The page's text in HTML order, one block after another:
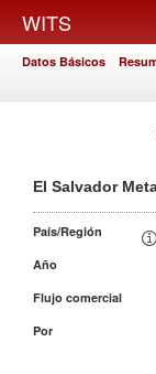
WITS
Datos Básicos
El Salvador
País/Región
Año
Flujo comercial
Por